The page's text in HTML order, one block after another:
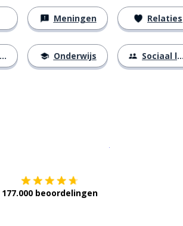
Meningen
Onderwijs
Relaties
Sociaal leven
177.000 beoordelingen